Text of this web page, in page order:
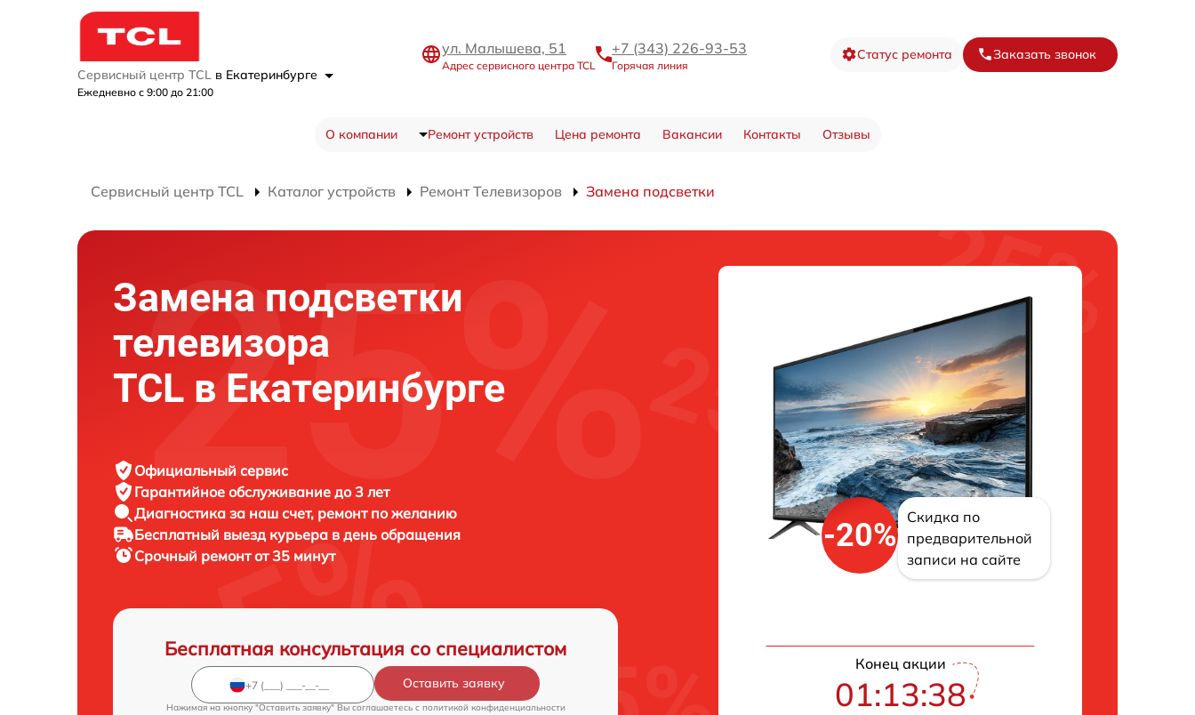
Сервисный центр TCL в Екатеринбурге
Ежедневно с 9:00 до 21:00
ул. Малышева, 51
Адрес сервисного центра TCL
+7 (343) 226-93-53
Горячая линия
Статус ремонта Заказать звонок
О компании Ремонт устройств Цена ремонта Вакансии Контакты Отзывы
Сервисный центр TCL Каталог устройств Ремонт Телевизоров Замена подсветки
Замена подсветки
телевизора
TCL в Екатеринбурге
Официальный сервис
Гарантийное обслуживание до 3 лет
Диагностика за наш счет, ремонт по желанию
Бесплатный выезд курьера в день обращения
Срочный ремонтот 35 минут
Бесплатная консультация со специалистом
Оставить заявку
Нажимая на кнопку "Оставить заявку" Вы соглашаетесь c политикой конфиденциальности
-20%
Скидка по
предварительной
записи на сайте
Конец акции
01:13:37